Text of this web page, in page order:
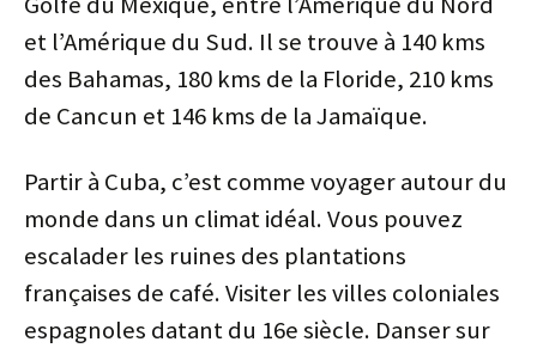
et l’Amérique du Sud. Il se trouve à 140 kms
des Bahamas, 180 kms de la Floride, 210 kms
de Cancun et 146 kms de la Jamaïque.
Partir à Cuba, c’est comme voyager autour du
monde dans un climat idéal. Vous pouvez
escalader les ruines des plantations
françaises de café. Visiter les villes coloniales
espagnoles datant du 16e siècle. Danser sur